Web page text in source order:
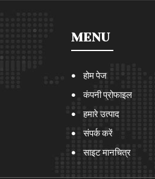
MENU
होम पेज
कंपनी प्रोफाइल
हमारे उत्पाद
संपर्क करें
साइट मानचित्र